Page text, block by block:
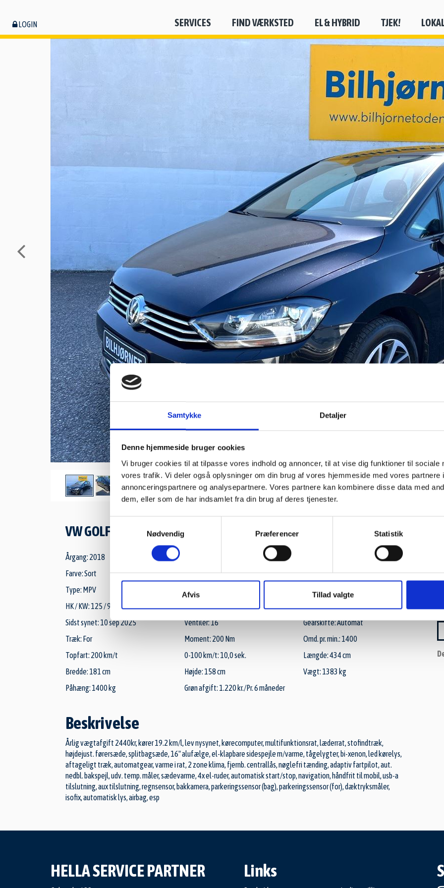
Samtykke Detaljer
Denne hjemmeside bruger cookies
Vi bruger cookies til at tilpasse vores indhold og annoncer, til at vise dig funktioner til sociale
vores trafik. Vi deler også oplysninger om din brug af vores hjemmeside med vores partnere
annonceringspartnere og analysepartnere. Vores partnere kan kombinere disse data med
dem, eller som de har indsamlet fra din brug af deres tjenester.
Nødvendig
Præferencer Statistik
Afvis Tillad valgte
SERVICES FIND VÆRKSTED EL & HYBRID TJEK!
LOGIN
VW GOLF SPORTSVAN TSI 125 HIGHLINE DSG BMT 139.808 KR.
Årgang: 2018
Farve: Sort
Brændstof: Benzin
Forbrug: 19,2 km/l
Type: MPV
Døre: 5
Gear: 7
HK / KW: 125 / 92
Cylindre: 4
Ccm: 1400
Sidst synet: 10 sep 2025
Ventiler: 16
Gearskifte: Automat
Træk: For
Moment: 200 Nm
Omd. pr. min.: 1400
Topfart: 200 km/t
0-100 km/t: 10,0 sek.
Længde: 434 cm
Bredde: 181 cm
Højde: 158 cm
Vægt: 1383 kg
Påhæng: 1400 kg
Grøn afgift: 1.220 kr./Pr. 6 måneder
Beskrivelse
Årlig vægtafgift 2440kr, kører 19.2 km/l, lev nysynet, kørecomputer, multifunktionsrat, læderrat, stofindtræk,
højdejust. førersæde, splitbagsæde, 16" alufælge, el-klapbare sidespejle m/varme, tågelygter, bi-xenon, led kørelys,
aftageligt træk, automatgear, varme i rat, 2 zone klima, fjernb. centrallås, nøglefri tænding, adaptiv fartpilot, aut.
nedbl. bakspejl, udv. temp. måler, sædevarme, 4x el-ruder, automatisk start/stop, navigation, håndfrit til mobil, usb-a
tilslutning, aux tilslutning, regnsensor, bakkamera, parkeringssensor (bag), parkeringssensor (for), dæktryksmåler,
isofix, automatisk lys, airbag, esp
HELLA SERVICE PARTNER Links